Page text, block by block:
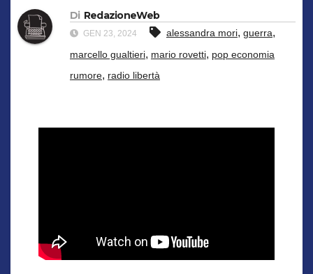
Di RedazioneWeb
GEN 23, 2024 alessandra mori, guerra,
marcello gualtieri, mario rovetti, pop economia
rumore, radio libertà